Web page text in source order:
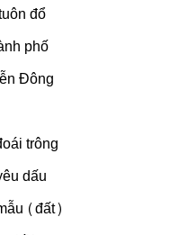
đổ
phố
Đông
trông
dấu
(đất)